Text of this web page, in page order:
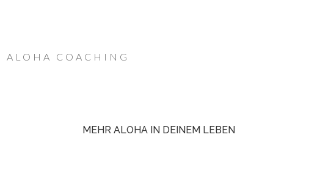
ALOHA COACHING
MEHR ALOHA IN DEINEM LEBEN